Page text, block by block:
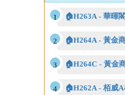
🏠H263A - 華暉
🏠H264A - 黃金
🏠H264C - 黃金
🏠H262A - 栢威